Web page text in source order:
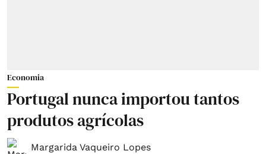
Economia
Portugal nunca importou tantos
produtos agrícolas
Margarida Vaqueiro Lopes